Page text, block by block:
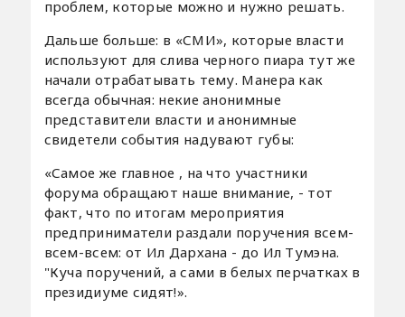
проблем, которые можно и нужно решать.
Дальше больше: в «СМИ», которые власти
используют для слива черного пиара тут же
начали отрабатывать тему. Манера как
всегда обычная: некие анонимные
представители власти и анонимные
свидетели события надувают губы:
«Самое же главное , на что участники
форума обращают наше внимание, - тот
факт, что по итогам мероприятия
предприниматели раздали поручения всем-
всем-всем: от Ил Дархана - до Ил Тумэна.
"Куча поручений, а сами в белых перчатках в
президиуме сидят!».